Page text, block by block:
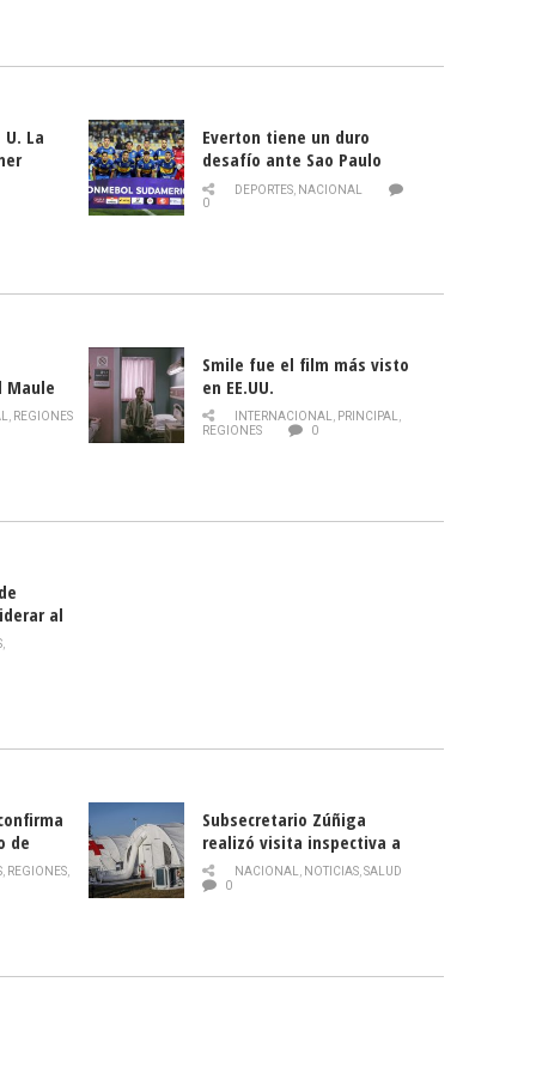
La
Everton tiene un duro
desafío ante Sao Paulo
DEPORTES, NACIONAL
0
Maule
de la
, REGIONES
Smile fue el film más visto
en EE.UU.
INTERNACIONAL, PRINCIPAL,
REGIONES
0
al
,
de
, REGIONES,
Subsecretario Zúñiga
realizó visita inspectiva a
Hospital Modular Sótero del
Río
NACIONAL, NOTICIAS,SALUD
0